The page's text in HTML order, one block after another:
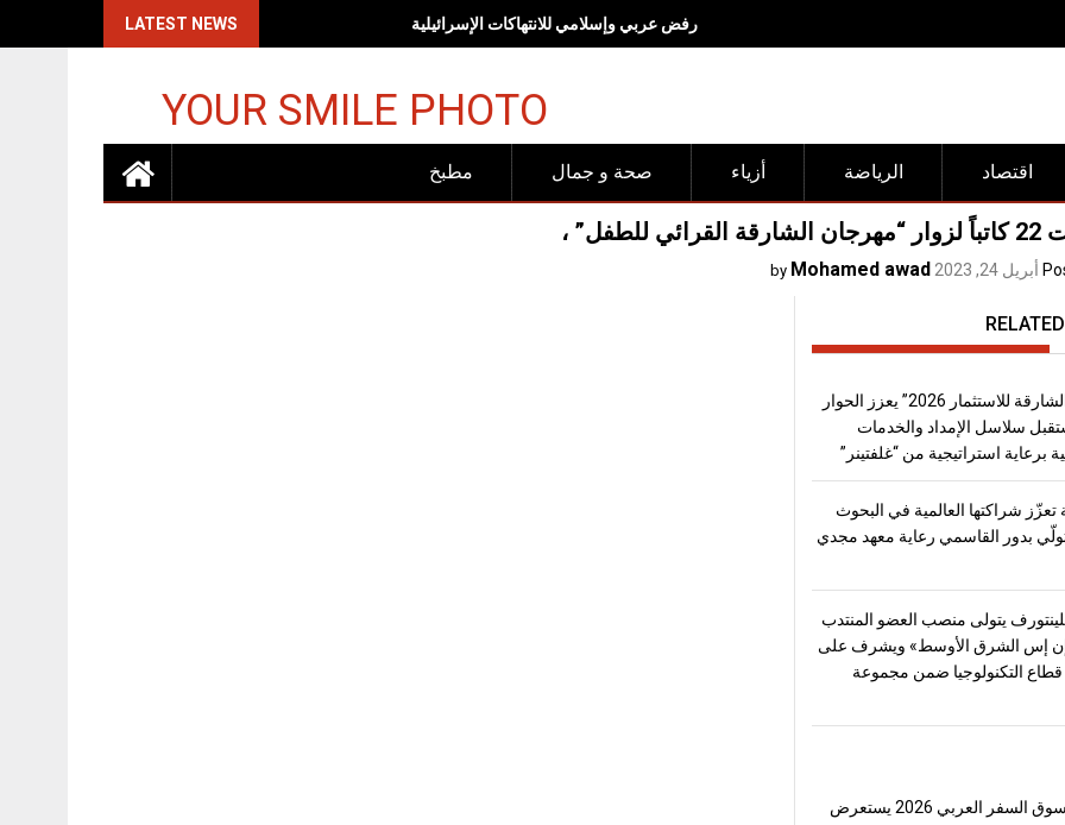
LATEST NEWS رفض عربي وإسلامي للانتهاكات الإسرائيلية
YOUR SMILE PHOTO
مطبخ صحة و جمال أزياء الرياضة اقتصاد
للطفل” ،
أبريل 24, 2023 by
Mohamed awad
“منتدى الشارقة للاستثمار 2026” يعزز الحوار
سلاسل الإمداد والخدمات
برعاية استراتيجية من “غلفتينر”
تعزّز شراكتها العالمية في البحوث
بدور القاسمي رعاية معهد مجدي
يتولى منصب العضو المنتدب
إس الشرق الأوسط» ويشرف على
التكنولوجيا ضمن مجموعة
العربي 2026 يستعرض